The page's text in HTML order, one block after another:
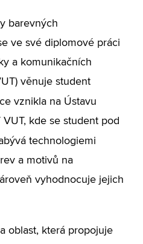
barevných
ve své diplomové práci
a komunikačních
věnuje student
vznikla na Ústavu
kde se student pod
technologiemi
a motivů na
vyhodnocuje jejich
oblast, která propojuje